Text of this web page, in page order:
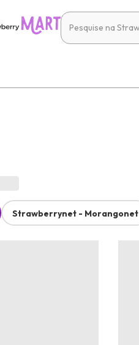
Strawberrynet - Morangonet